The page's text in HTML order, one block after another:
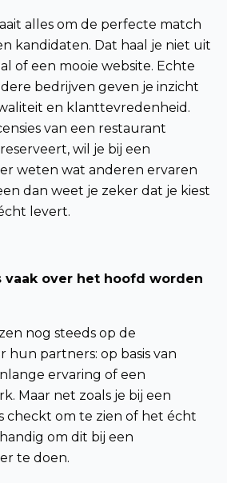
alles om de perfecte match
kandidaten. Dat haal je niet uit
of een mooie website. Echte
bedrijven geven je inzicht
en klanttevredenheid.
van een restaurant
wil je bij een
weten wat anderen ervaren
dan weet je zeker dat je kiest
levert.
vaak over het hoofd worden
nog steeds op de
hun partners: op basis van
ervaring of een
Maar net zoals je bij een
checkt om te zien of het écht
om dit bij een
te doen.